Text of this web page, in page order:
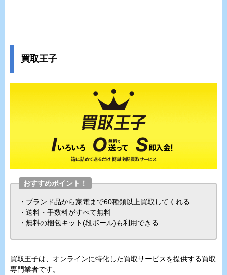
買取王子
おすすめポイント！
・ブランド品から家電まで60種類以上買取してくれる
・送料・手数料がすべて無料
・無料の梱包キット(段ボール)も利用できる
買取王子は、オンラインに特化した買取サービスを提供する買取
専門業者です。